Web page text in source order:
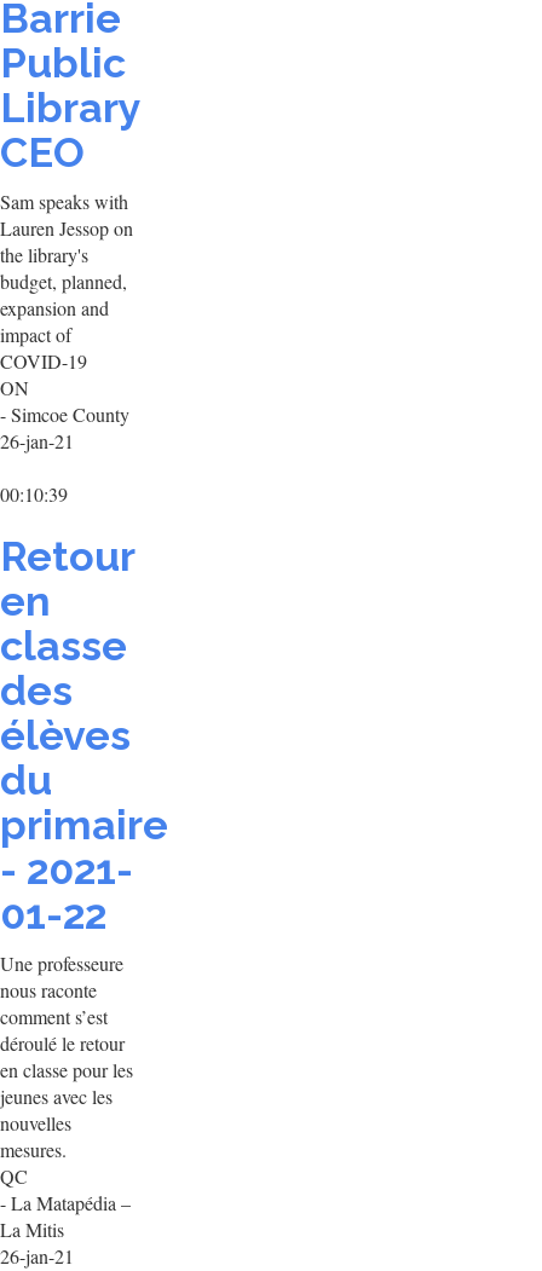
Barrie
Public
Library
CEO
Sam speaks with
Lauren Jessop on
the library's
budget, planned,
expansion and
impact of
COVID-19
ON
- Simcoe County
26-jan-21
00:10:39
Retour
en
classe
des
élèves
du
primaire
- 2021-
01-22
Une professeure
nous raconte
comment s’est
déroulé le retour
en classe pour les
jeunes avec les
nouvelles
mesures.
QC
- La Matapédia –
La Mitis
26-jan-21